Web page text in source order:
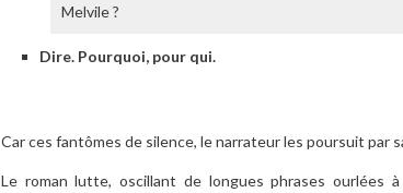
Melvile ?
Dire. Pourquoi, pour qui.
Car ces fantômes de silence, le narrateur les poursuit par
Le roman lutte, oscillant de longues phrases ourlées